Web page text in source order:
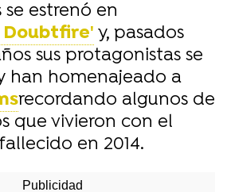
se estrenó en
Doubtfire' y, pasados
sus protagonistas se
han homenajeado a
recordando algunos de
que vivieron con el
en 2014.